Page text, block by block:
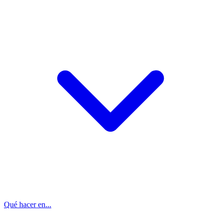
Qué hacer en...